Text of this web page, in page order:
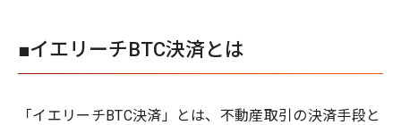
■イエリーチBTC決済とは
「イエリーチBTC決済」とは、不動産取引の決済手段と